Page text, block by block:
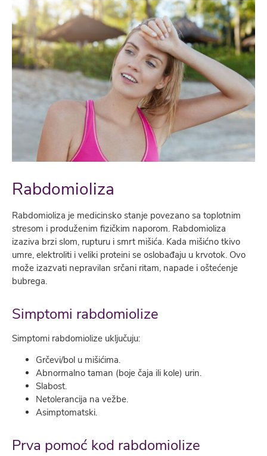
Rabdomioliza
Rabdomioliza je medicinsko stanje povezano sa toplotnim
stresom i produženim fizičkim naporom. Rabdomioliza
izaziva brzi slom, rupturu i smrt mišića. Kada mišićno tkivo
umre, elektroliti i veliki proteini se oslobađaju u krvotok. Ovo
može izazvati nepravilan srčani ritam, napade i oštećenje
bubrega.
Simptomi rabdomiolize
Simptomi rabdomiolize uključuju:
Grčevi/bol u mišićima.
Abnormalno taman (boje čaja ili kole) urin.
Slabost.
Netolerancija na vežbe.
Asimptomatski.
Prva pomoć kod rabdomiolize